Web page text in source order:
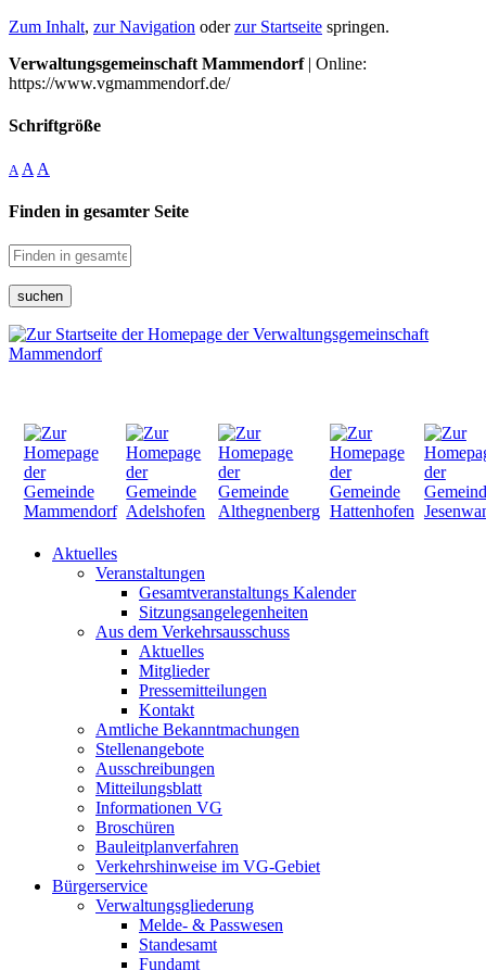
Zum Inhalt, zur Navigation oderzur Startseite springen.
Verwaltungsgemeinschaft Mammendorf| Online:
https://www.vgmammendorf.de/
Schriftgröße
A A A
Finden in gesamter Seite
suchen
Aktuelles
Veranstaltungen
Gesamtveranstaltungs Kalender
Sitzungsangelegenheiten
Aus dem Verkehrsausschuss
Aktuelles
Mitglieder
Pressemitteilungen
Kontakt
Amtliche Bekanntmachungen
Stellenangebote
Ausschreibungen
Mitteilungsblatt
Informationen VG
Broschüren
Bauleitplanverfahren
Verkehrshinweise im VG-Gebiet
Bürgerservice
Verwaltungsgliederung
Melde- & Passwesen
Standesamt
Fundamt